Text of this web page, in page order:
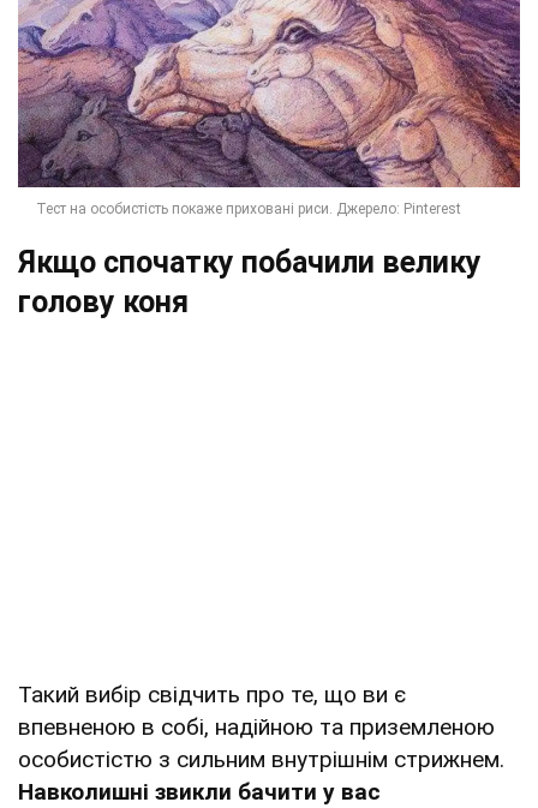
Якщо спочатку побачили велику
голову коня
Такий вибір свідчить про те, що ви є
впевненою в собі, надійною та приземленою
особистістю з сильним внутрішнім стрижнем.
Навколишні звикли бачити у вас